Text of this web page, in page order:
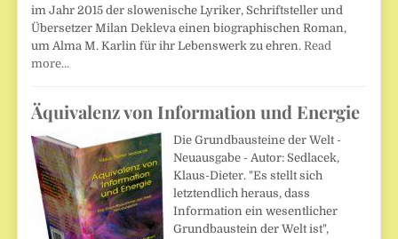
im Jahr 2015 der slowenische Lyriker, Schriftsteller und
Übersetzer Milan Dekleva einen biographischen Roman,
um Alma M. Karlin für ihr Lebenswerk zu ehren. Read
more…
Äquivalenz von Information und Energie
Die Grundbausteine der Welt -
Neuausgabe - Autor: Sedlacek,
Klaus-Dieter. "Es stellt sich
letztendlich heraus, dass
Information ein wesentlicher
Grundbaustein der Welt ist",